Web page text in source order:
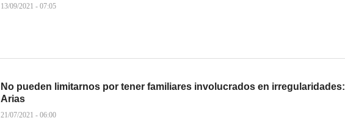
13/09/2021 - 07:05
No pueden limitarnos por tener familiares involucrados en irregularidades:
Arias
21/07/2021 - 06:00